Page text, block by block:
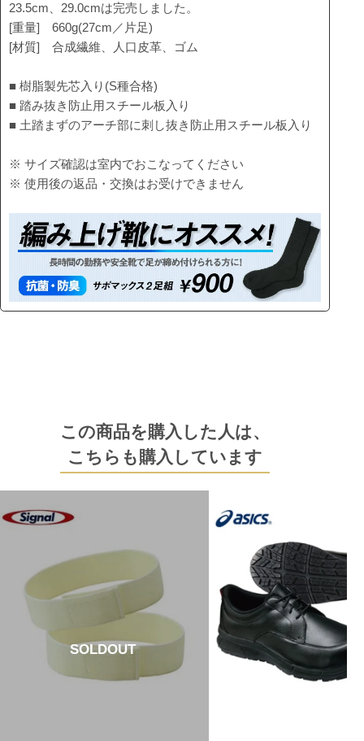
23.5cm、29.0cmは完売しました。
[重量] 660g(27cm／片足)
[材質] 合成繊維、人口皮革、ゴム
■ 樹脂製先芯入り(S種合格)
■ 踏み抜き防止用スチール板入り
■ 土踏まずのアーチ部に刺し抜き防止用スチール板入り
※ サイズ確認は室内でおこなってください
※ 使用後の返品・交換はお受けできません
この商品を購入した人は、
こちらも購入しています
SOLDOUT